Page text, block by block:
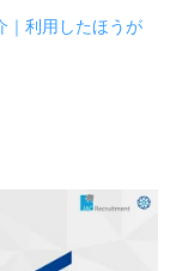
｜利用したほうが